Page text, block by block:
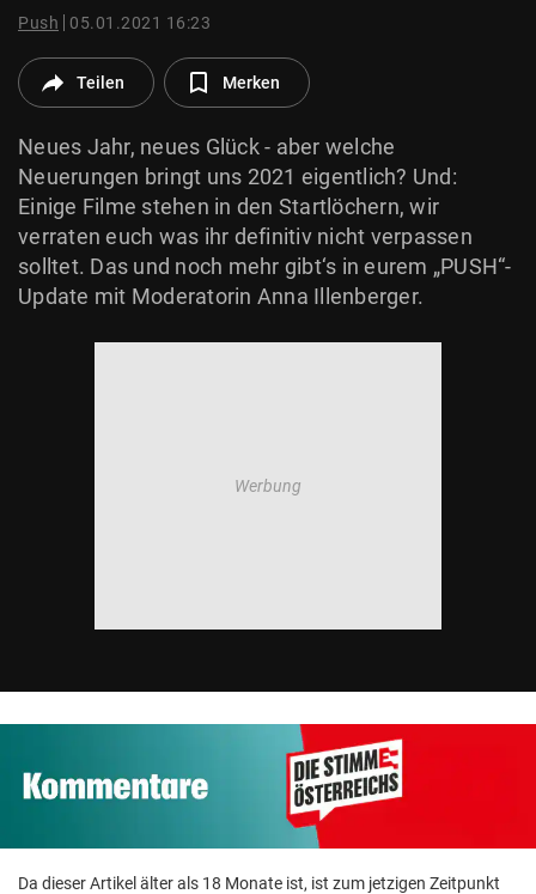
© Krone Multimedia GmbH & Co KG 2026
Push 05.01.2021 16:23
Teilen Merken
Neues Jahr, neues Glück - aber welche
Neuerungen bringt uns 2021 eigentlich? Und:
Einige Filme stehen in den Startlöchern, wir
verraten euch was ihr definitiv nicht verpassen
solltet. Das und noch mehr gibt‘s in eurem „PUSH“-
Update mit Moderatorin Anna Illenberger.
Da dieser Artikel älter als 18 Monate ist, ist zum jetzigen Zeitpunkt